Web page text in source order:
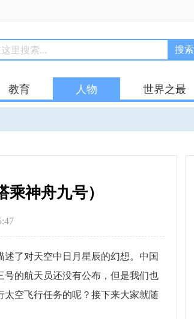
搜索
教育 人物 世界之最
神舟九号）
了对天空中日月星辰的幻想。中国
的航天员还没有公布，但是我们也
空飞行任务的呢？接下来大家就随